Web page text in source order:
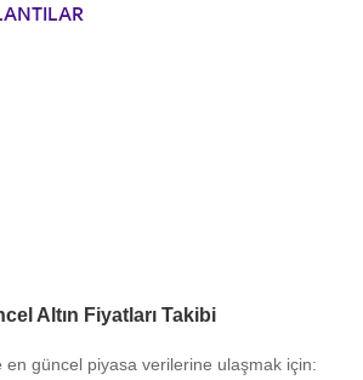
Altın Fiyatları Takibi
en güncel piyasa verilerine ulaşmak için: